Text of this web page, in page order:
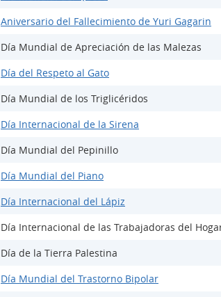
Aniversario del Fallecimiento de Yuri Gagarin
Día Mundial de Apreciación de las Malezas
Día del Respeto al Gato
Día Mundial de los Triglicéridos
Día Internacional de la Sirena
Día Mundial del Pepinillo
Día Mundial del Piano
Día Internacional del Lápiz
Día Internacional de las Trabajadoras del
Día de la Tierra Palestina
Día Mundial del Trastorno Bipolar